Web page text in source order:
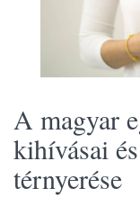
A magyar
kihívásai
térnyerése